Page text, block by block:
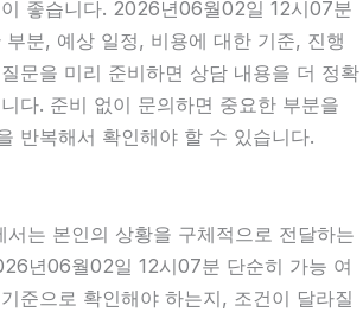
좋습니다. 2026년06월02일 12시07분
분, 예상 일정, 비용에 대한 기준, 진행
문을 미리 준비하면 상담 내용을 더 정확
다. 준비 없이 문의하면 중요한 부분을
반복해서 확인해야 할 수 있습니다.
서는 본인의 상황을 구체적으로 전달하는
년06월02일 12시07분 단순히 가능 여
준으로 확인해야 하는지, 조건이 달라질